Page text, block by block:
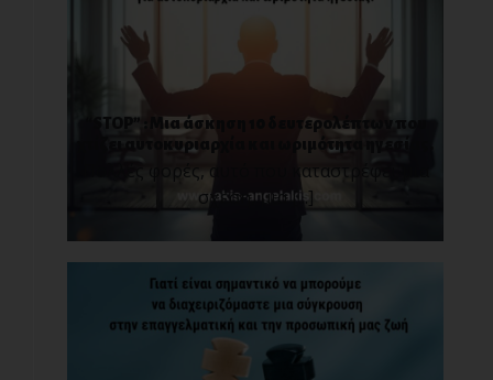
“STOP” : Μια άσκηση 10 δευτερολέπτων που
χτίζει αυτοκυριαρχία και ωριμότητα ηγεσίας.
Πολλές φορές, αυτό που καταστρέφει μια
σχέση, μια [...]